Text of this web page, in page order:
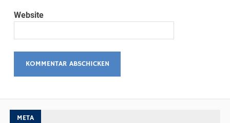
Website
META